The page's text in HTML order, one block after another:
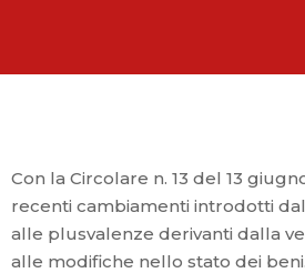
Con la Circolare n. 13 del 13
recenti cambiamenti introdotti
alle plusvalenze derivanti dalla
alle modifiche nello stato dei beni.